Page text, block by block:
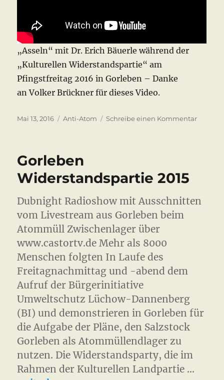
„Asseln“ mit Dr. Erich Bäuerle während der
„Kulturellen Widerstandspartie“ am
Pfingstfreitag 2016 in Gorleben – Danke
an Volker Brückner für dieses Video.
Veröffentlicht
Mai 13, 2016 Kategorien
Anti-Atom Schreibe einen Kommentarzu
Gorleben
Widerstandspartie 2015
Dubnight Radioshow mit Ausschnitten
vom Livestream aus Gorleben beim
Atommüll Zwischenlager über
www.castortv.de Mehr als 8000
Menschen folgten In Laufe des
Freitagnachmittag und -abend dem
Aufruf der Bürgerinitiative
Umweltschutz Lüchow-Dannenberg
(BI) und demonstrieren in Gorleben für
die Aufgabe der Pläne, den Salzstock
Gorleben als Atommüllendlager zu
nutzen. Die Widerstandsparty, die im
Rahmen der Kulturellen Landpartie …